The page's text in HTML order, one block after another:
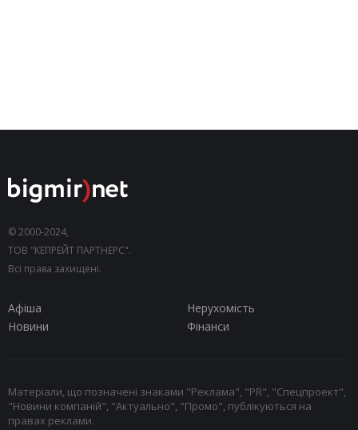
© 2000-2024,
ТОВ "КЕПРЕЙТ ПАРТНЕРС".
Всі права захищені.
Афіша
Нерухомість
Новини
Фінанси
Матеріали, що позначені знаками "Реклама", "PR", "Спецпроект",
"Новини компаній", "Актуально", "Промо", публікуються на
правах реклами.